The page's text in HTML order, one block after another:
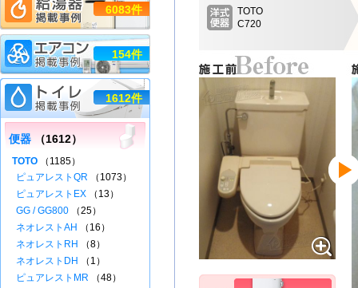
TOTO
C720
6083件
154件
1612件
便器 （1612）
TOTO （1185）
ピュアレストQR （1073）
ピュアレストEX （13）
GG / GG800 （25）
ネオレストAH
（16）
ネオレストRH
（8）
ネオレストDH
（1）
ピュアレストMR （48）